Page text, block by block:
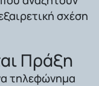
σχέση
Πράξη
τηλεφώνημα